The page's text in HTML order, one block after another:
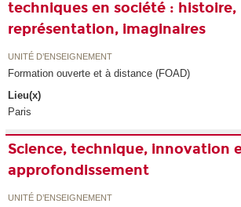
techniques en société : histoire,
représentation, imaginaires
UNITÉ D’ENSEIGNEMENT
Formation ouverte et à distance (FOAD)
Lieu(x)
Paris
Science, technique, innovation
approfondissement
UNITÉ D’ENSEIGNEMENT